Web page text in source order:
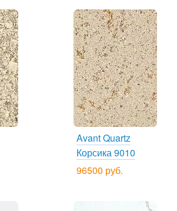
Avant Quartz
Корсика 9010
96500 руб.